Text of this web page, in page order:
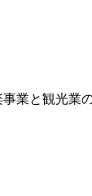
業と観光業